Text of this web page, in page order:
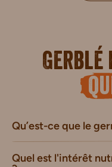
Gerblé
Qu’est-ce que le
Quel est l'intérêt